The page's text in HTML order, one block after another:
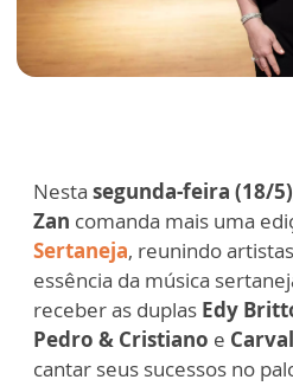
Nesta segunda-feira (18/
Zan comanda mais uma
Sertaneja, reunindo
essência da música
receber as duplas Edy
Pedro & Cristiano e
cantar seus sucessos no